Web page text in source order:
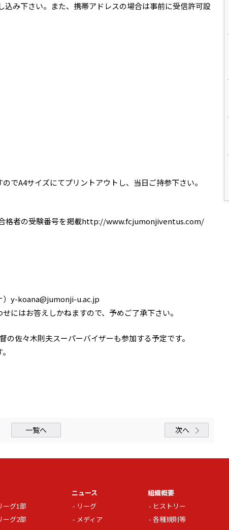
み下さい。また、携帯アドレスの場合は事前に受信許可設
でA4サイズにてプリントアウトし、当日ご持参下さい。
格者の受験番号を掲載http://www.fcjumonjiventus.com/
）y-koana@jumonji-u.ac.jp
にはお答えしかねますので、予めご了承下さい。
佐々木則夫スーパーバイザーも参加する予定です。
一覧へ 次へ
ーグ1部
ーグ2部
ニュース
リーグ
メディア
組織概要
ヒストリー
各種規則等